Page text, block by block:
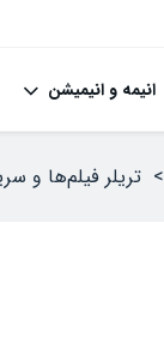
انیمه و انیمیشن
> تریلر فیلم‌ها و